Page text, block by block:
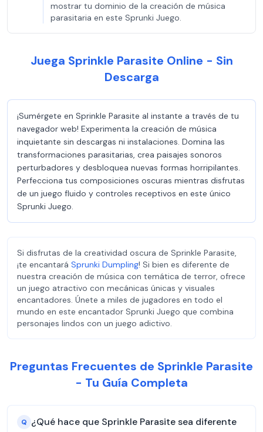
mostrar tu dominio de la creación de música
parasitaria en este Sprunki Juego.
Juega Sprinkle Parasite Online - Sin
Descarga
¡Sumérgete en Sprinkle Parasite al instante a través de tu
navegador web! Experimenta la creación de música
inquietante sin descargas ni instalaciones. Domina las
transformaciones parasitarias, crea paisajes sonoros
perturbadores y desbloquea nuevas formas horripilantes.
Perfecciona tus composiciones oscuras mientras disfrutas
de un juego fluido y controles receptivos en este único
Sprunki Juego.
Si disfrutas de la creatividad oscura de Sprinkle Parasite,
¡te encantará Sprunki Dumpling! Si bien es diferente de
nuestra creación de música con temática de terror, ofrece
un juego atractivo con mecánicas únicas y visuales
encantadores. Únete a miles de jugadores en todo el
mundo en este encantador Sprunki Juego que combina
personajes lindos con un juego adictivo.
Preguntas Frecuentes de Sprinkle Parasite
- Tu Guía Completa
Q ¿Qué hace que Sprinkle Parasite sea diferente